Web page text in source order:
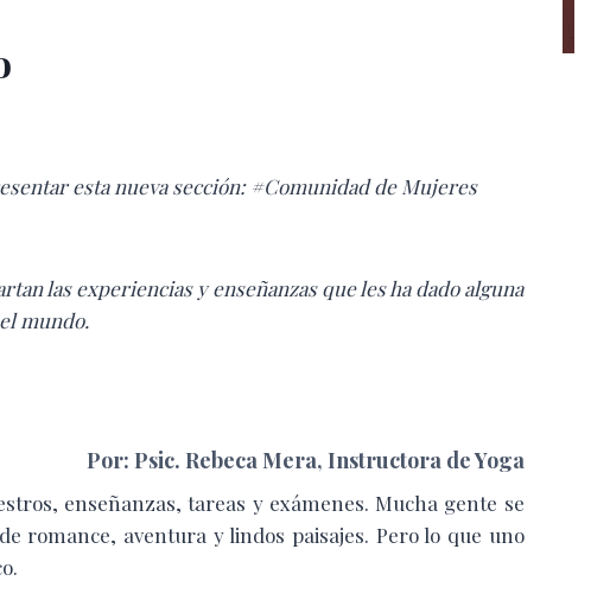
esta nueva sección: #Comunidad de Mujeres
las experiencias y enseñanzas que les ha dado alguna
mundo.
Por: Psic. Rebeca Mera, Instructora de Yoga
enseñanzas, tareas y exámenes. Mucha gente se
romance, aventura y lindos paisajes. Pero lo que uno